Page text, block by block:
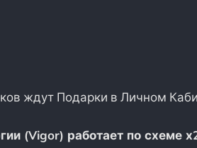
ждут Подарки в Личном
(Vigor) работает по схеме